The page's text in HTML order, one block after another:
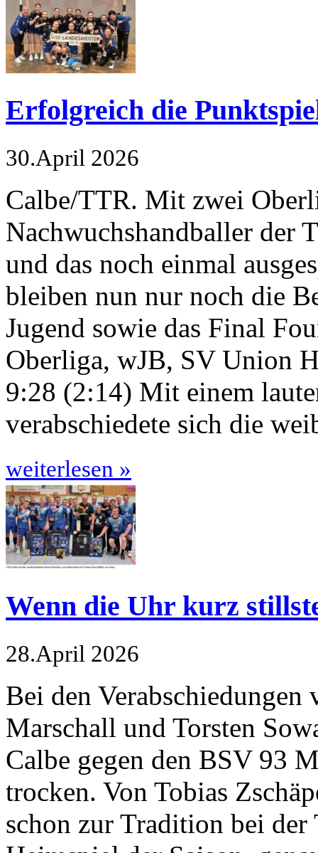
Erfolgreich die
30.April 2026
Calbe/TTR. Mit zwei
Nachwuchshandballer der
und das noch einmal
bleiben nun nur noch die
Jugend sowie das Final
Oberliga, wJB, SV Union
9:28 (2:14) Mit einem
verabschiedete sich die
weiterlesen »
Wenn die Uhr kurz
28.April 2026
Bei den
Marschall und Torsten
Calbe gegen den BSV 93
trocken. Von Tobias
schon zur Tradition bei der